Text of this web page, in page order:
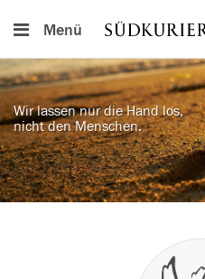
Menü
Wir lassen nur die Hand los,
nicht den Menschen.